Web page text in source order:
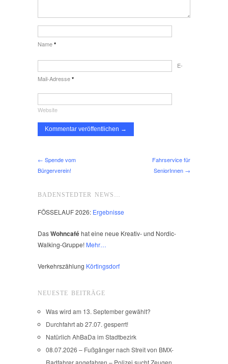
Name *
E-
Mail-Adresse *
Website
← Spende vom
Bürgerverein!
Fahrservice für
SeniorInnen →
BADENSTEDTER NEWS…
FÖSSELAUF 2026: Ergebnisse
DasWohncaféhat eine neue Kreativ- und Nordic-
Walking-Gruppe! Mehr…
Verkehrszählung Körtingsdorf
NEUESTE BEITRÄGE
Was wird am 13. September gewählt?
Durchfahrt ab 27.07. gesperrt!
Natürlich AhBaDa im Stadtbezirk
08.07.2026 – Fußgänger nach Streit von BMX-
Radfahrer angefahren – Polizei sucht Zeugen